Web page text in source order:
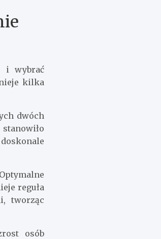
i wybrać
kilka
dwóch
reguła
tworząc
osób